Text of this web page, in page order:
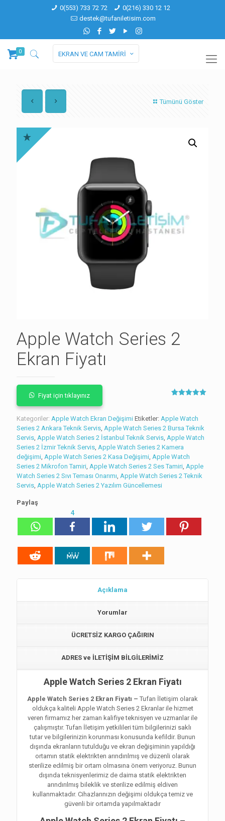
0(553) 733 72 72
0(216) 330 12 12
destek@tufaniletisim.com
0 EKRAN VE CAM TAMİRİ
Tümünü Göster
Apple Watch Series 2
Ekran Fiyatı
dayanarak 5
üzerinden
5.00puan
aldı
Fiyat için tıklayınız
Kategoriler: Apple Watch Ekran Değişimi Etiketler: Apple Watch
Series 2 Ankara Teknik Servis, Apple Watch Series 2 Bursa Teknik
Servis, Apple Watch Series 2 İstanbul Teknik Servis, Apple Watch
Series 2 İzmir Teknik Servis, Apple Watch Series 2 Kamera
değişimi, Apple Watch Series 2 Kasa Değişimi, Apple Watch
Series 2 Mikrofon Tamiri, Apple Watch Series 2 Ses Tamiri, Apple
Watch Series 2 Sıvı Teması Onarımı, Apple Watch Series 2 Teknik
Servis, Apple Watch Series 2 Yazılım Güncellemesi
Paylaş
4
Açıklama
Yorumlar
ÜCRETSİZ KARGO ÇAĞIRIN
ADRES ve İLETİŞİM BİLGİLERİMİZ
Apple Watch Series 2 Ekran Fiyatı
Apple Watch Series 2 Ekran Fiyatı – Tufan İletişim olarak
oldukça kaliteli Apple Watch Series 2 Ekranlar ile hizmet
veren firmamız her zaman kalifiye teknisyen ve uzmanlar ile
çalışmıştır. Tufan İletişim yetkilileri tüm bilgilerinizi saklı
tutar ve bilgilerinizin korunması konusunda kefildir. Bunun
dışında ekranların tutulduğu ve ekran değişiminin yapıldığı
ortamın statik elektrikten arındırılmış ve düzenli olarak
sterilize edilmiş bir ortam olmasına önem veriyoruz. Bunun
dışında teknisyenlerimiz de daima statik elektrikten
arındırılmış bileklik ve sterilize edilmiş eldiven
kullanmaktadır. Cihazlarınızın değişimi oldukça temiz ve
güvenli bir ortamda yapılmaktadır